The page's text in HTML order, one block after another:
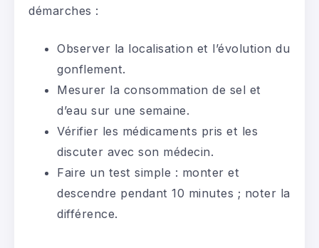
démarches :
Observer la localisation et l’évolution du
gonflement.
Mesurer la consommation de sel et
d’eau sur une semaine.
Vérifier les médicaments pris et les
discuter avec son médecin.
Faire un test simple : monter et
descendre pendant 10 minutes ; noter la
différence.